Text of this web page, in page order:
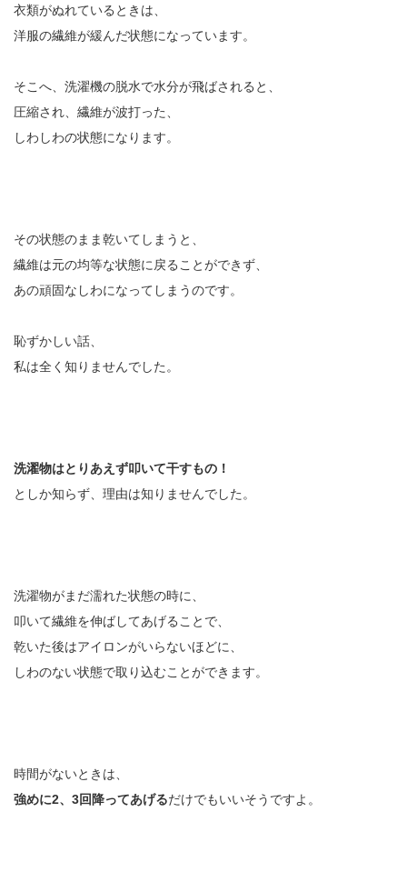
衣類がぬれているときは、
洋服の繊維が緩んだ状態になっています。
そこへ、洗濯機の脱水で水分が飛ばされると、
圧縮され、繊維が波打った、
しわしわの状態になります。
その状態のまま乾いてしまうと、
繊維は元の均等な状態に戻ることができず、
あの頑固なしわになってしまうのです。
恥ずかしい話、
私は全く知りませんでした。
洗濯物はとりあえず叩いて干すもの！
としか知らず、理由は知りませんでした。
洗濯物がまだ濡れた状態の時に、
叩いて繊維を伸ばしてあげることで、
乾いた後はアイロンがいらないほどに、
しわのない状態で取り込むことができます。
時間がないときは、
強めに2、3回降ってあげるだけでもいいそうですよ。